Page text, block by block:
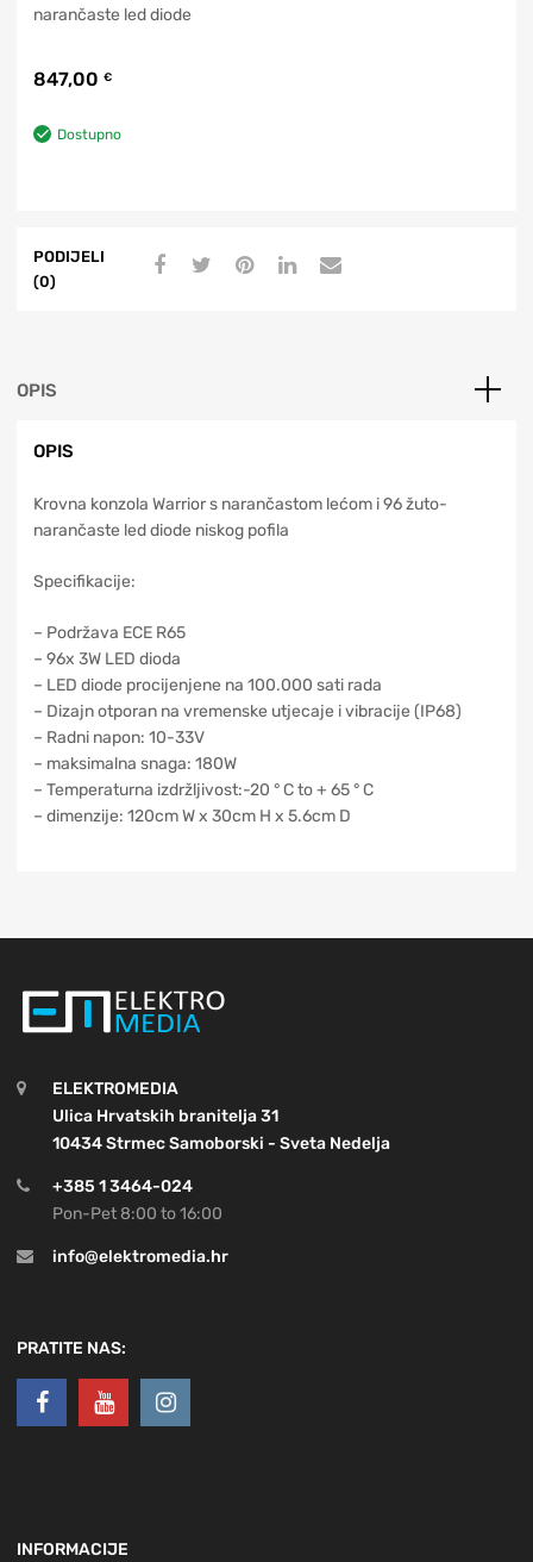
narančaste led diode
847,00 €
Dostupno
PODIJELI
(0)
OPIS
OPIS
Krovna konzola Warrior s narančastom lećom i 96 žuto-
narančaste led diode niskog pofila
Specifikacije:
– Podržava ECE R65
– 96x 3W LED dioda
– LED diode procijenjene na 100.000 sati rada
– Dizajn otporan na vremenske utjecaje i vibracije (IP68)
– Radni napon: 10-33V
– maksimalna snaga: 180W
– Temperaturna izdržljivost:-20 ° C to + 65 ° C
– dimenzije: 120cm W x 30cm H x 5.6cm D
ELEKTROMEDIA
Ulica Hrvatskih branitelja 31
10434 Strmec Samoborski - Sveta Nedelja
+385 1 3464-024
Pon-Pet 8:00 to 16:00
info@elektromedia.hr
PRATITE NAS:
INFORMACIJE